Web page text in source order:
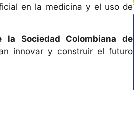
en la medicina y el uso de
la Sociedad Colombiana de
innovar y construir el futuro